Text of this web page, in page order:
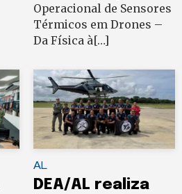
Operacional de Sensores
Térmicos em Drones –
Da Física à[…]
AL
DEA/AL realiza